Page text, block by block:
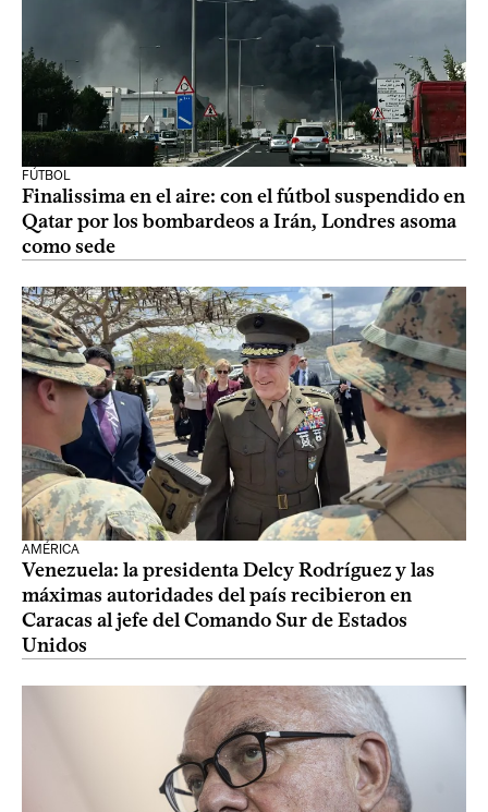
FÚTBOL
Finalissima en el aire: con el fútbol suspendido en
Qatar por los bombardeos a Irán, Londres asoma
como sede
AMÉRICA
Venezuela: la presidenta Delcy Rodríguez y las
máximas autoridades del país recibieron en
Caracas al jefe del Comando Sur de Estados
Unidos